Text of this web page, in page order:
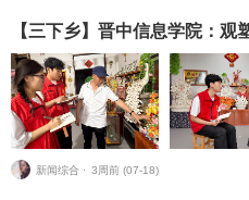
【三下乡】晋中信息学院：
新闻综合 ⋅ 3周前 (07-18)